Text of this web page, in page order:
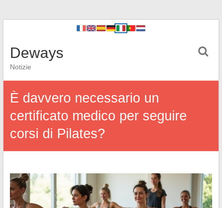
Deways
Notizie
È davvero necessario un
certificato medico per seguire
corsi di Pilates?